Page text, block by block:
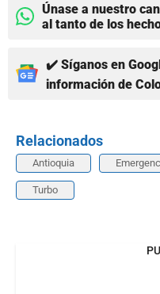
Únase a nuestro
al tanto de los
✔️ Síganos en
información de
Relacionados
Antioquia
Turbo